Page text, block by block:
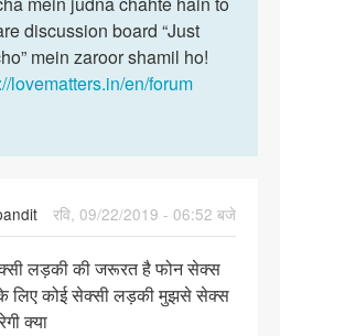
discussion board “Just
mein zaroor shamil ho!
lovematters.in/en/forum
रवि, 09/22/2019 - 06:52 बजे
लड़की की जरूरत है फोन सेक्स
लिए कोई सेक्सी लड़की मुझसे सेक्स
क्या